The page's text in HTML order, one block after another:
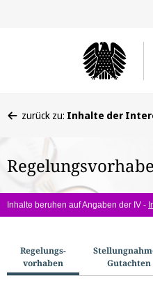
befinden
hier:
zurück zu: Inhalte der
Inhalte beruhen auf Angaben der IV -
u
Regelungs­
vorhaben
Gutachten